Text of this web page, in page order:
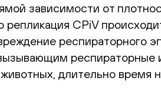
зависимости от
CPiV
респираторного
респираторные
длительно время